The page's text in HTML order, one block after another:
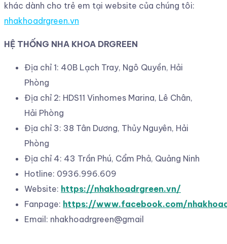
khác dành cho trẻ em tại website của chúng tôi:
nhakhoadrgreen.vn
HỆ THỐNG NHA KHOA DRGREEN
Địa chỉ 1: 40B Lạch Tray, Ngô Quyền, Hải
Phòng
Địa chỉ 2: HDS11 Vinhomes Marina, Lê Chân,
Hải Phòng
Địa chỉ 3: 38 Tân Dương, Thủy Nguyên, Hải
Phòng
Địa chỉ 4: 43 Trần Phú, Cẩm Phả, Quảng Ninh
Hotline: 0936.996.609
Website: https://nhakhoadrgreen.vn/
Fanpage: https://www.facebook.com/
Email: nhakhoadrgreen@gmail